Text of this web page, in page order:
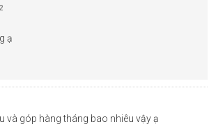
tiết kiệm điện năng, GPU 5 nhân cho tốc độ
ạ
và góp hàng tháng bao nhiêu vậy ạ